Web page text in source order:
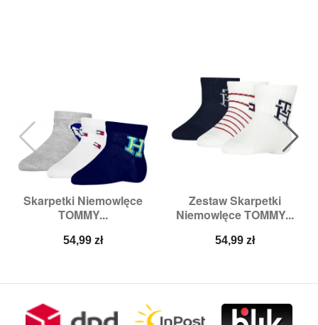
Skarpetki Niemowlęce
TOMMY...
Cena
54,99 zł
Zestaw Skarpetki
Niemowlęce TOMMY...
Cena
54,99 zł